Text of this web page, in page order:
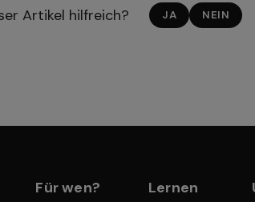
Artikel hilfreich? JA NEIN
Für wen? Lernen